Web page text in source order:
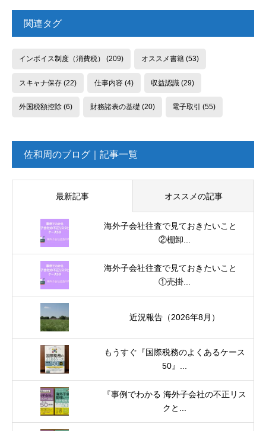
関連タグ
インボイス制度（消費税） (209) オススメ書籍(53)
スキャナ保存(22) 仕事内容(4) 収益認識 (29)
外国税額控除(6) 財務諸表の基礎 (20) 電子取引 (55)
佐和周のブログ｜記事一覧
最新記事 オススメの記事
海外子会社往査で見ておきたいこと
②棚卸...
海外子会社往査で見ておきたいこと
①売掛...
近況報告（2026年8月）
もうすぐ『国際税務のよくあるケース
50』...
『事例でわかる 海外子会社の不正リス
クと...